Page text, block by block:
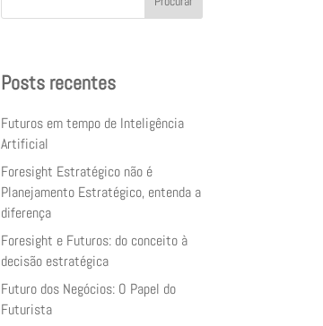
Posts recentes
Futuros em tempo de Inteligência
Artificial
Foresight Estratégico não é
Planejamento Estratégico, entenda a
diferença
Foresight e Futuros: do conceito à
decisão estratégica
Futuro dos Negócios: O Papel do
Futurista